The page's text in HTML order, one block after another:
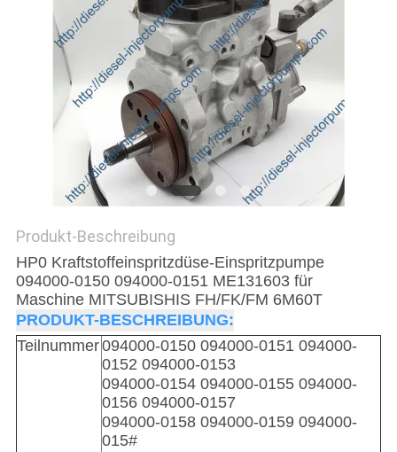
Produkt-Beschreibung
HP0 Kraftstoffeinspritzdüse-Einspritzpumpe
094000-0150 094000-0151 ME131603 für
Maschine MITSUBISHIS FH/FK/FM 6M60T
PRODUKT-BESCHREIBUNG:
Teilnummer094000-0150 094000-0151 094000-
0152 094000-0153
094000-0154094000-0155094000-
0156094000-0157
094000-0158094000-0159094000-
015#